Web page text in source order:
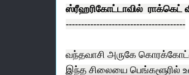
ஸ்ரீஹரிகோட்டாவில்
---------------------------------------
வந்தவாசி அருகே
இந்த சிலையை பெங்களூரில்